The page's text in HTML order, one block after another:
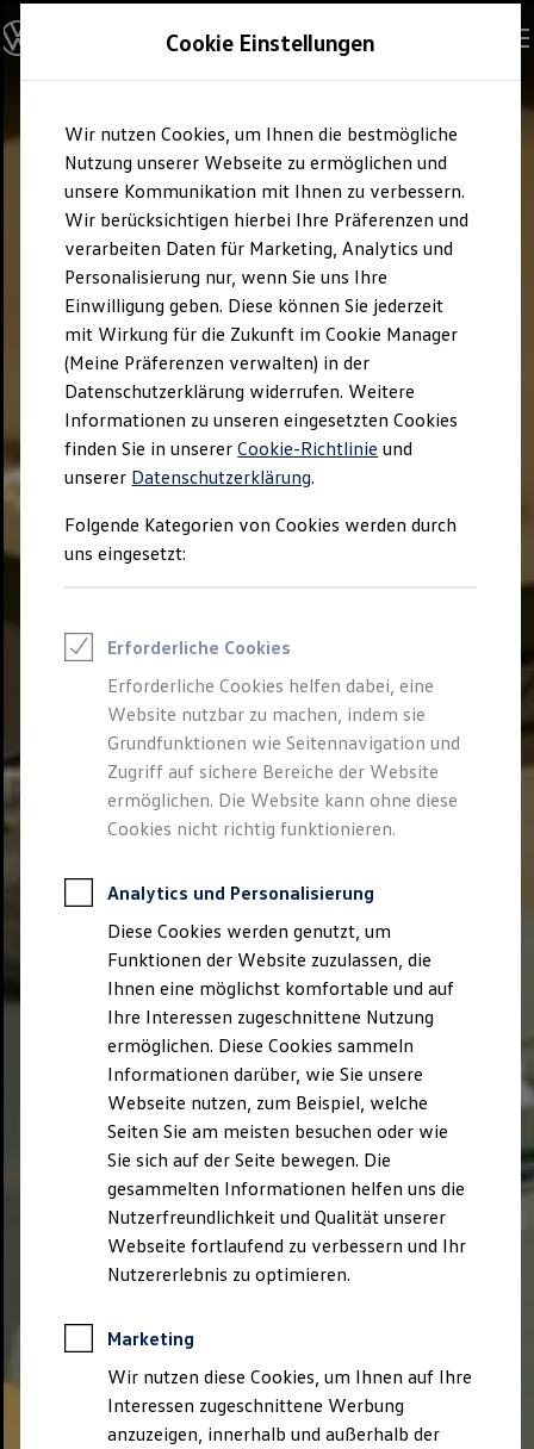
Cookie Einstellungen
Wir nutzen Cookies, um Ihnen die bestmögliche
Nutzung unserer Webseite zu ermöglichen und
unsere Kommunikation mit Ihnen zu verbessern.
Wir berücksichtigen hierbei Ihre Präferenzen und
verarbeiten Daten für Marketing, Analytics und
Personalisierung nur, wenn Sie uns Ihre
Einwilligung geben. Diese können Sie jederzeit
mit Wirkung für die Zukunft im Cookie Manager
(Meine Präferenzen verwalten) in der
Datenschutzerklärung widerrufen. Weitere
Informationen zu unseren eingesetzten Cookies
finden Sie in unsererCookie-Richtlinie und
unserer Datenschutzerklärung.
Folgende Kategorien von Cookies werden durch
uns eingesetzt:
Erforderliche Cookies
Erforderliche Cookies helfen dabei, eine
Website nutzbar zu machen, indem sie
Grundfunktionen wie Seitennavigation und
Zugriff auf sichere Bereiche der Website
ermöglichen. Die Website kann ohne diese
Cookies nicht richtig funktionieren.
Analytics und Personalisierung
Diese Cookies werden genutzt, um
Funktionen der Website zuzulassen, die
Ihnen eine möglichst komfortable und auf
Ihre Interessen zugeschnittene Nutzung
ermöglichen. Diese Cookies sammeln
Informationen darüber, wie Sie unsere
Webseite nutzen, zum Beispiel, welche
Seiten Sie am meisten besuchen oder wie
Sie sich auf der Seite bewegen. Die
gesammelten Informationen helfen uns die
Nutzerfreundlichkeit und Qualität unserer
Webseite fortlaufend zu verbessern und Ihr
Nutzererlebnis zu optimieren.
Marketing
Wir nutzen diese Cookies, um Ihnen auf Ihre
Interessen zugeschnittene Werbung
anzuzeigen, innerhalb und außerhalb der
main
content
to
footer
GLÄSERNE MANUFAKTUR
Your visit
Accessibility
Shop
Restaurant
Guided tours & experiences
Premium Tour
Basic tour
Guided tour in plain language
ID.3 "Do it yourself" Tour
Children & Families
Kid.s Tour
Birthday
Educational offers
School laboratory
Career & Study Orientation
Authorities & Institutions
Test drives & advice
ID. Test drive
Car pick-up
How to book
Venue hire
Rooms for rent
ID. Studio
ID. Floor
ID. Square
ID. Store
ID. Globe
ID. Lounge
About us
Showcase Transformation & Innovation
Commitment